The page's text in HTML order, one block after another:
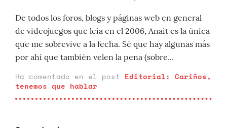
De todos los foros, blogs y páginas web en general
de videojuegos que leía en el 2006, Anait es la única
que me sobrevive a la fecha. Sé que hay algunas más
por ahí que también velen la pena (sobre...
Ha comentado en el post Editorial: Cariños,
tenemos que hablar